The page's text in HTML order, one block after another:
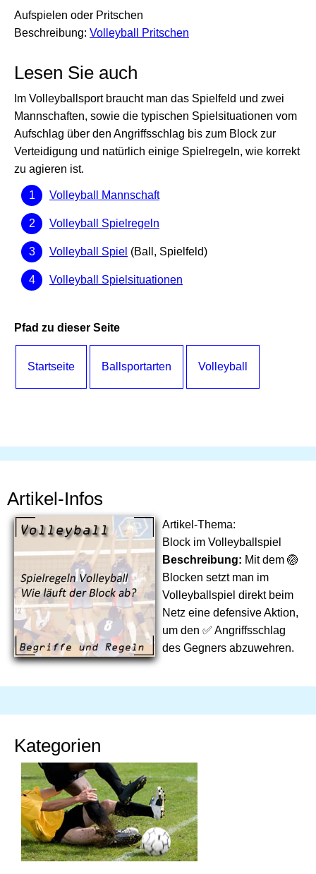
Aufspielen oder Pritschen
Beschreibung: Volleyball Pritschen
Lesen Sie auch
Im Volleyballsport braucht man das Spielfeld und zwei
Mannschaften, sowie die typischen Spielsituationen vom
Aufschlag über den Angriffsschlag bis zum Block zur
Verteidigung und natürlich einige Spielregeln, wie korrekt
zu agieren ist.
Volleyball Mannschaft
Volleyball Spielregeln
Volleyball Spiel (Ball, Spielfeld)
Volleyball Spielsituationen
Pfad zu dieser Seite
Startseite Ballsportarten Volleyball
Artikel-Infos
Artikel-Thema:
Block im Volleyballspiel
Beschreibung: Mit dem 🏐
Blocken setzt man im
Volleyballspiel direkt beim
Netz eine defensive Aktion,
um den ✅ Angriffsschlag
des Gegners abzuwehren.
Kategorien